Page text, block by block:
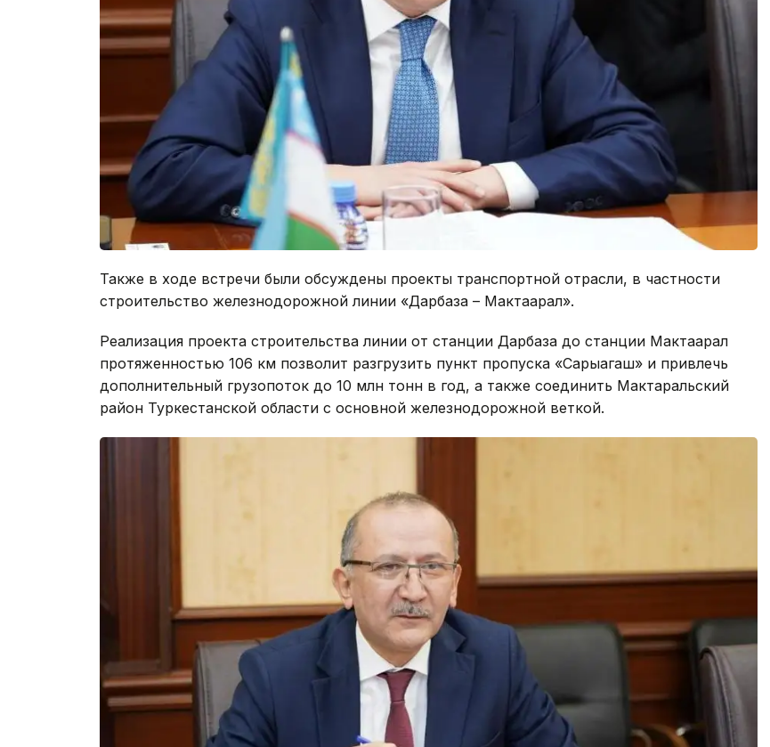
Также в ходе встречи были обсуждены проекты транспортной отрасли, в частности
строительство железнодорожной линии «Дарбаза – Мактаарал».
Реализация проекта строительства линии от станции Дарбаза до станции Мактаарал
протяженностью 106 км позволит разгрузить пункт пропуска «Сарыагаш» и привлечь
дополнительный грузопоток до 10 млн тонн в год, а также соединить Мактаральский
район Туркестанской области с основной железнодорожной веткой.